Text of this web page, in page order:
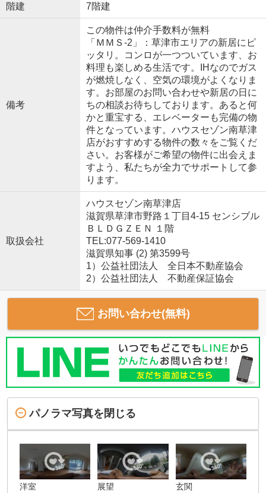
階建 7階建
備考
この物件は仲介手数料が無料
「ＭＭＳ-2」：草津市エリアの新居にピ
ッタリ。コンロが一つついています、お
料理も楽しめる生活です。IHなのでガス
が燃焼しなく、空気の環境がよくなりま
す。お部屋のお問い合わせや新居の日に
ちの相談お待ちしております。あると何
かと重宝する、エレベーターも完備の物
件となっています。ハウスセゾン南草津
店がおすすめする物件の数々をご覧くだ
さい。お客様がご希望の物件に出会えま
すよう、私たちが全力でサポートして参
ります。
取扱会社
ハウスセゾン南草津店
滋賀県草津市野路１丁目4-15 センシブル
ＢＬＤＧＺＥＮ １階
TEL:077-569-1410
滋賀県知事 (2) 第3599号
1）公益社団法人 全日本不動産協会
2）公益社団法人 不動産保証協会
お問い合わせ(無料)
パノラマ写真を閉じる
洋室 展望 玄関